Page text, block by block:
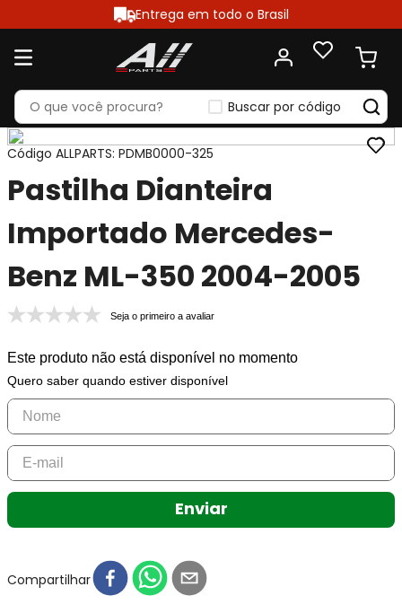
Entrega em todo o Brasil
Buscar por código
Código ALLPARTS: PDMB0000-325
Pastilha Dianteira
Importado Mercedes-
Benz ML-350 2004-2005
Seja o primeiro a avaliar
Este produto não está disponível no momento
Quero saber quando estiver disponível
Enviar
Compartilhar